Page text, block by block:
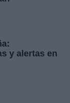
y alertas en